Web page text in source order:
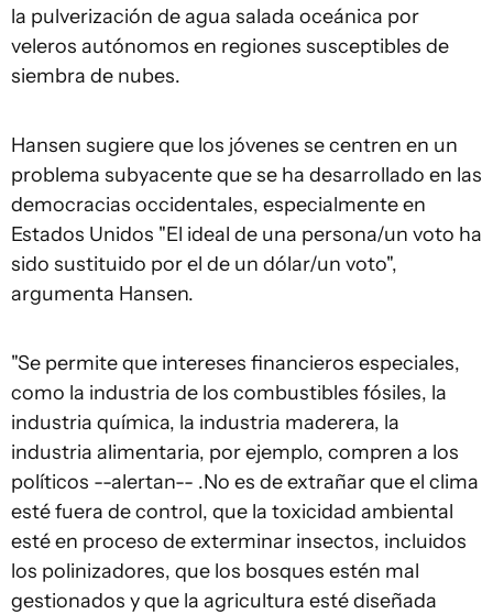
la pulverización de agua salada oceánica por
veleros autónomos en regiones susceptibles de
siembra de nubes.
Hansen sugiere que los jóvenes se centren en un
problema subyacente que se ha desarrollado en las
democracias occidentales, especialmente en
Estados Unidos "El ideal de una persona/un voto ha
sido sustituido por el de un dólar/un voto",
argumenta Hansen.
"Se permite que intereses financieros especiales,
como la industria de los combustibles fósiles, la
industria química, la industria maderera, la
industria alimentaria, por ejemplo, compren a los
políticos --alertan-- .No es de extrañar que el clima
esté fuera de control, que la toxicidad ambiental
esté en proceso de exterminar insectos, incluidos
los polinizadores, que los bosques estén mal
gestionados y que la agricultura esté diseñada